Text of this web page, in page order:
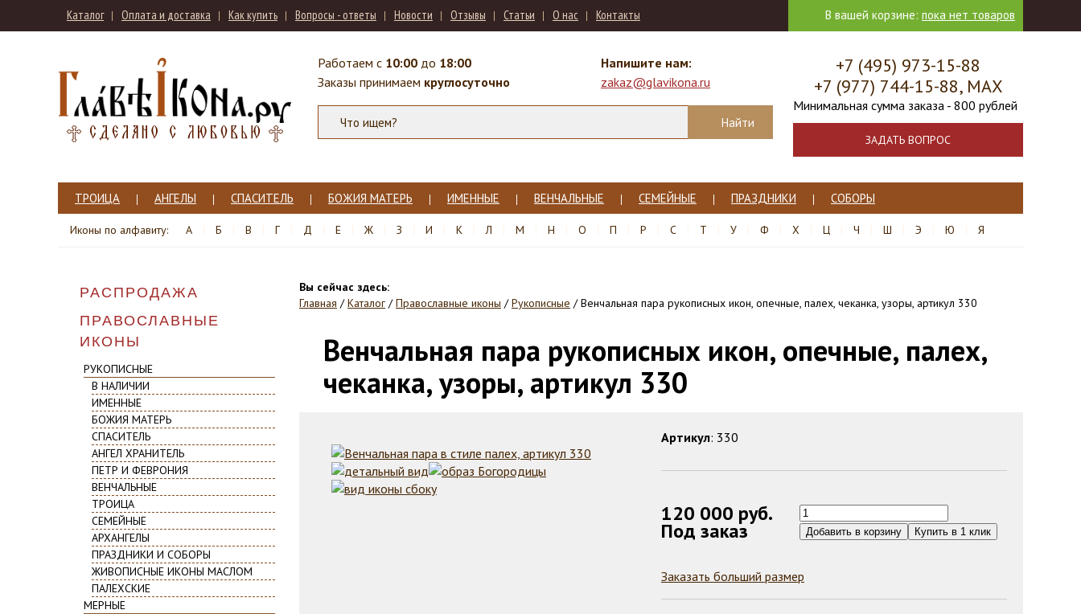
Каталог Оплата и доставка Как купить Вопросы - ответы Новости Отзывы Статьи О нас Контакты В вашей корзине: пока нет товаров
+7 (495) 973-15-88
+7 (977) 744-15-88, МАХ
Минимальная сумма заказа - 800 рублей
ЗАДАТЬ ВОПРОС
Работаем с 10:00 до 18:00
Заказы принимаем круглосуточно
Напишите нам:
zakaz@glavikona.ru
ТРОИЦА АНГЕЛЫ СПАСИТЕЛЬ БОЖИЯ МАТЕРЬ ИМЕННЫЕ ВЕНЧАЛЬНЫЕ СЕМЕЙНЫЕ ПРАЗДНИКИ СОБОРЫ
Иконы по алфавиту: А Б В Г Д Е Ж З И К Л М Н О П Р С Т У Ф Х Ц Ч Ш Э Ю Я
РАСПРОДАЖА
ПРАВОСЛАВНЫЕ
ИКОНЫ
РУКОПИСНЫЕ
В НАЛИЧИИ
ИМЕННЫЕ
БОЖИЯ МАТЕРЬ
СПАСИТЕЛЬ
АНГЕЛ ХРАНИТЕЛЬ
ПЕТР И ФЕВРОНИЯ
ВЕНЧАЛЬНЫЕ
ТРОИЦА
СЕМЕЙНЫЕ
АРХАНГЕЛЫ
ПРАЗДНИКИ И СОБОРЫ
ЖИВОПИСНЫЕ ИКОНЫ МАСЛОМ
ПАЛЕХСКИЕ
МЕРНЫЕ
Вы сейчас здесь:
Главная /Каталог /Православные иконы /Рукописные /Венчальная пара рукописных икон, опечные, палех, чеканка, узоры, артикул 330
Венчальная пара рукописных икон, опечные, палех,
чеканка, узоры, артикул 330
Артикул: 330
120 000 руб.
Под заказ
Заказать больший размер